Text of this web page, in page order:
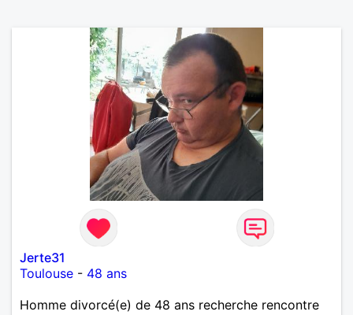
Jerte31
Toulouse - 48 ans
Homme divorcé(e) de 48 ans recherche rencontre